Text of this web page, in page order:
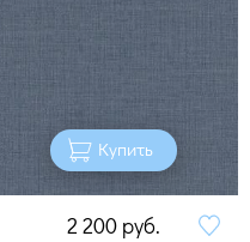
Купить
2 200 руб.